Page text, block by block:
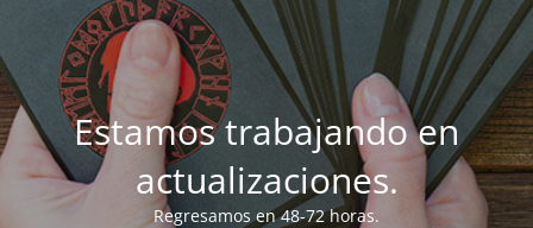
Estamos trabajando en
actualizaciones.
Regresamos en 48-72 horas.